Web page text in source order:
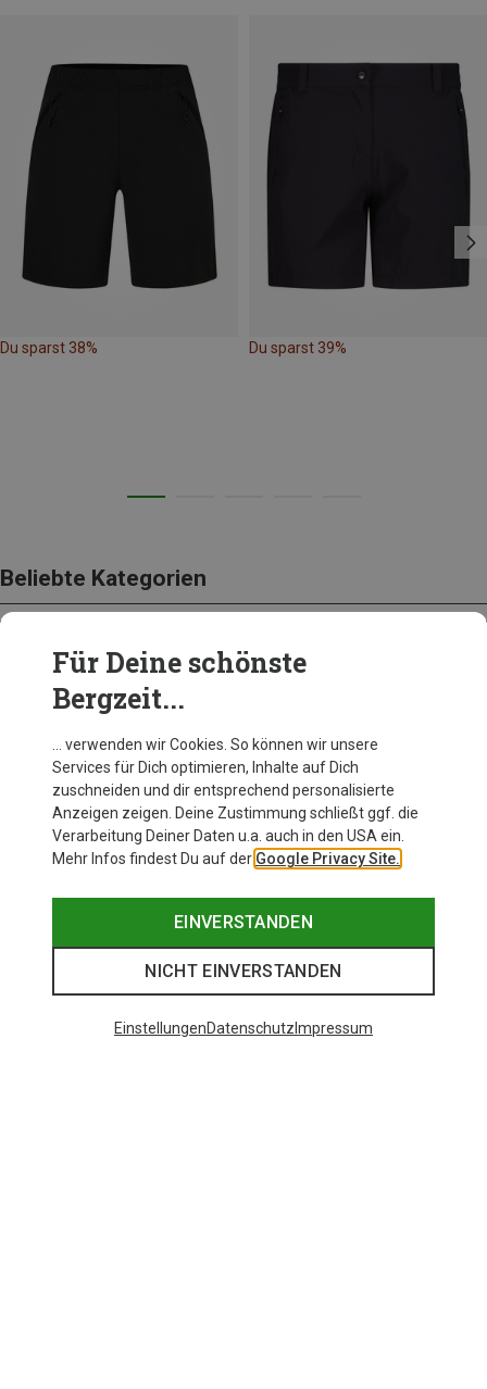
Du sparst 38% Du sparst 39%
Beliebte Kategorien
BEKLEIDUNG
Für Deine schönste
Bergzeit...
… verwenden wir Cookies. So können wir unsere
Services für Dich optimieren, Inhalte auf Dich
zuschneiden und dir entsprechend personalisierte
Anzeigen zeigen. Deine Zustimmung schließt ggf. die
Verarbeitung Deiner Daten u.a. auch in den USA ein.
Mehr Infos findest Du auf der Google Privacy Site.
EINVERSTANDEN
NICHT EINVERSTANDEN
EinstellungenDatenschutz Impressum